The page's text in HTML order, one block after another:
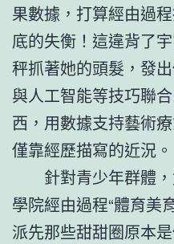
果數據，打算經由過
底的失衡！這違背了
秤抓著她的頭髮，發
與人工智能等技巧聯
西，用數據支持藝術
僅靠經歷描寫的近況。
針對青少年群體
學院經由過程“體育美
派先那些甜甜圈原本